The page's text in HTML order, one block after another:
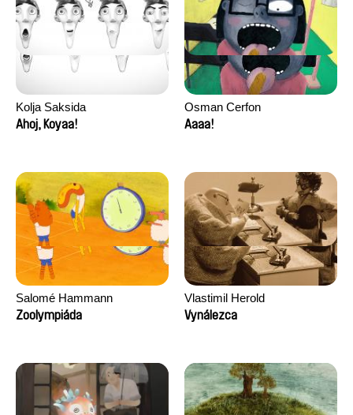
Kolja Saksida
Ahoj, Koyaa!
Osman Cerfon
Aaaa!
Salomé Hammann
Zoolympiáda
Vlastimil Herold
Vynálezca